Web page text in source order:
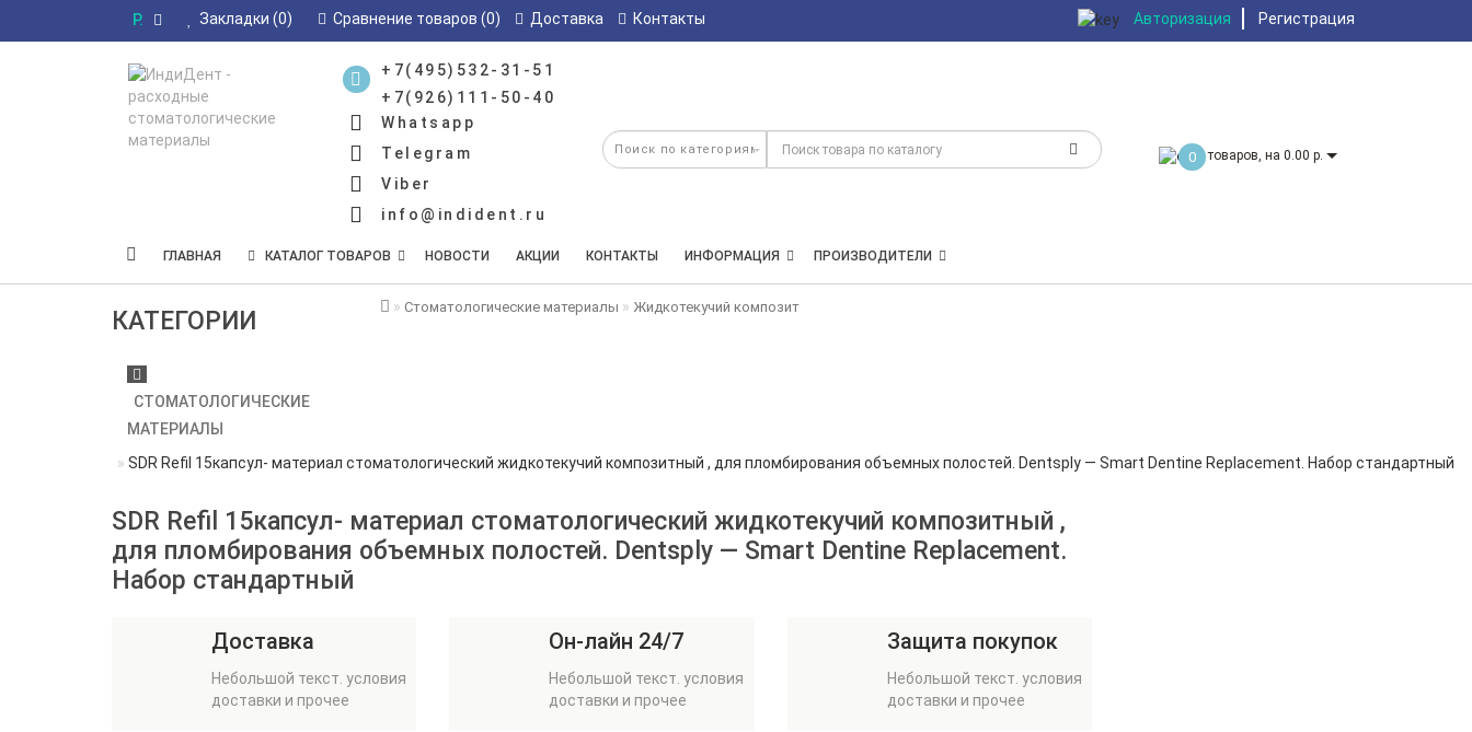
Р. Закладки (0) Сравнение товаров (0) Доставка Контакты Авторизация Регистрация
+7(495)532-31-51
+7(926)111-50-40
Whatsapp
Telegram
Viber
info@indident.ru
0 товаров, на 0.00 р.
ГЛАВНАЯ КАТАЛОГ ТОВАРОВ НОВОСТИ АКЦИИ КОНТАКТЫ ИНФОРМАЦИЯ ПРОИЗВОДИТЕЛИ
КАТЕГОРИИ
СТОМАТОЛОГИЧЕСКИЕ
МАТЕРИАЛЫ
Стоматологические материалы Жидкотекучий композит
SDR Refil 15капсул- материал стоматологический жидкотекучий композитный , для пломбирования объемных полостей. Dentsply — Smart Dentine Replacement. Набор стандартный
SDR Refil 15капсул- материал стоматологический жидкотекучий композитный ,
для пломбирования объемных полостей. Dentsply — Smart Dentine Replacement.
Набор стандартный
Доставка
Небольшой текст. условия
доставки и прочее
Он-лайн 24/7
Небольшой текст. условия
доставки и прочее
Защита покупок
Небольшой текст. условия
доставки и прочее